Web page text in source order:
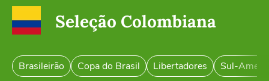
Seleção Colombiana
Brasileirão Copa do Brasil Libertadores Sul-